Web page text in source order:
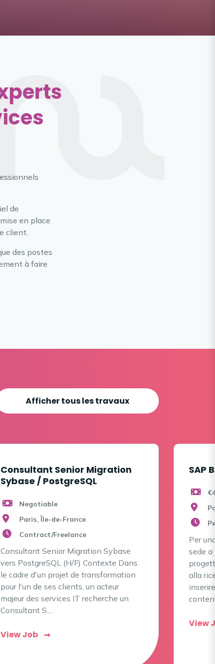
de
en place
client.
des postes
à faire
Afficher tous les travaux
Consultant Senior Migration
Sybase / PostgreSQL
Negotiable
Paris, Île-de-France
Contract/Freelance
Consultant Senior Migration Sybase
vers PostgreSQL (H/F) Contexte Dans
le cadre d'un projet de transformation
pour l'un de ses clients, un acteur
majeur des services IT recherche un
Consultant S....
View Job
SAP
Per
sede a
alla
View